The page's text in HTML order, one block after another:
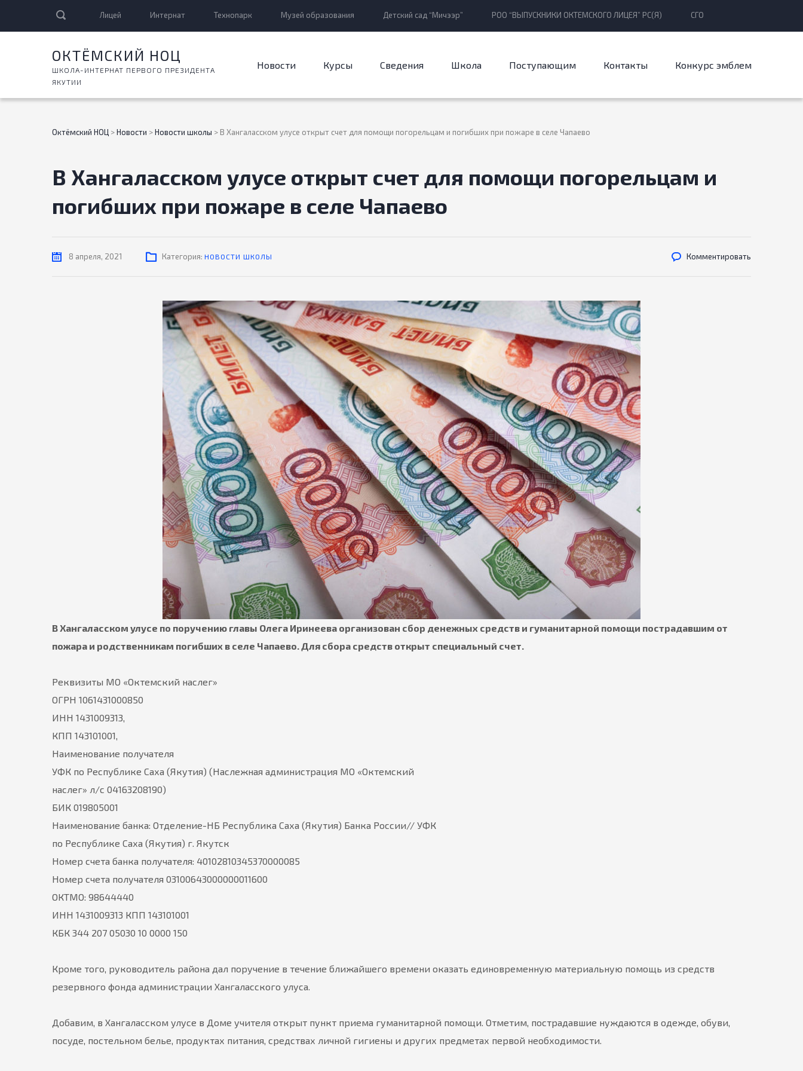
Лицей Интернат Технопарк Музей образования Детский сад “Мичээр” РОО “ВЫПУСКНИКИ ОКТЕМСКОГО ЛИЦЕЯ” РС(Я) СГО
ОКТЁМСКИЙ НОЦ
ШКОЛА-ИНТЕРНАТ ПЕРВОГО ПРЕЗИДЕНТА
ЯКУТИИ
Новости Курсы Сведения Школа Поступающим Контакты Конкурс эмблем
Октёмский НОЦ >Новости >Новости школы >В Хангаласском улусе открыт счет для помощи погорельцам и погибших при пожаре в селе Чапаево
В Хангаласском улусе открыт счет для помощи погорельцам и
погибших при пожаре в селе Чапаево
8 апреля, 2021 Категория: НОВОСТИ ШКОЛЫ Комментировать
В Хангаласском улусе по поручению главы Олега Иринеева организован сбор денежных средств и гуманитарной помощи пострадавшим от
пожара и родственникам погибших в селе Чапаево. Для сбора средств открыт специальный счет.
Реквизиты МО «Октемский наслег»
ОГРН 1061431000850
ИНН 1431009313,
КПП 143101001,
Наименование получателя
УФК по Республике Саха (Якутия) (Наслежная администрация МО «Октемский
наслег» л/с 04163208190)
БИК 019805001
Наименование банка: Отделение-НБ Республика Саха (Якутия) Банка России// УФК
по Республике Саха (Якутия) г. Якутск
Номер счета банка получателя: 40102810345370000085
Номер счета получателя 03100643000000011600
ОКТМО: 98644440
ИНН 1431009313 КПП 143101001
КБК 344 207 05030 10 0000 150
Кроме того, руководитель района дал поручение в течение ближайшего времени оказать единовременную материальную помощь из средств
резервного фонда администрации Хангаласского улуса.
Добавим, в Хангаласском улусе в Доме учителя открыт пункт приема гуманитарной помощи. Отметим, пострадавшие нуждаются в одежде, обуви,
посуде, постельном белье, продуктах питания, средствах личной гигиены и других предметах первой необходимости.